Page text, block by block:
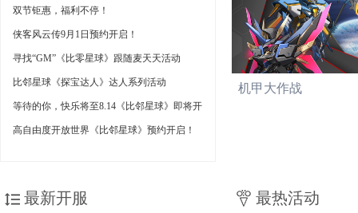
双节钜惠，福利不停！
侠客风云传9月1日预约开启！
寻找“GM”《比零星球》跟随麦天天活动
比邻星球《探宝达人》达人系列活动
等待的你，快乐将至8.14《比邻星球》即将开
启
高自由度开放世界《比邻星球》预约开启！
机甲大作战
最新开服 最热活动